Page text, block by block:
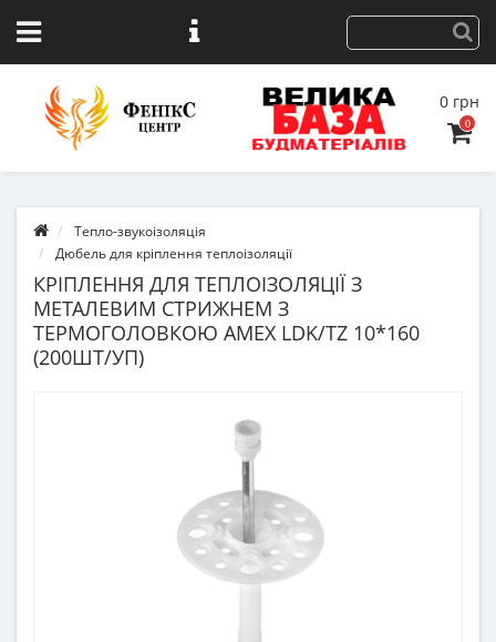
0 грн
0
Тепло-звукоізоляція
Дюбель для кріплення теплоізоляції
КРІПЛЕННЯ ДЛЯ ТЕПЛОІЗОЛЯЦІЇ З
МЕТАЛЕВИМ СТРИЖНЕМ З
ТЕРМОГОЛОВКОЮ AMEX LDK/TZ 10*160
(200ШТ/УП)